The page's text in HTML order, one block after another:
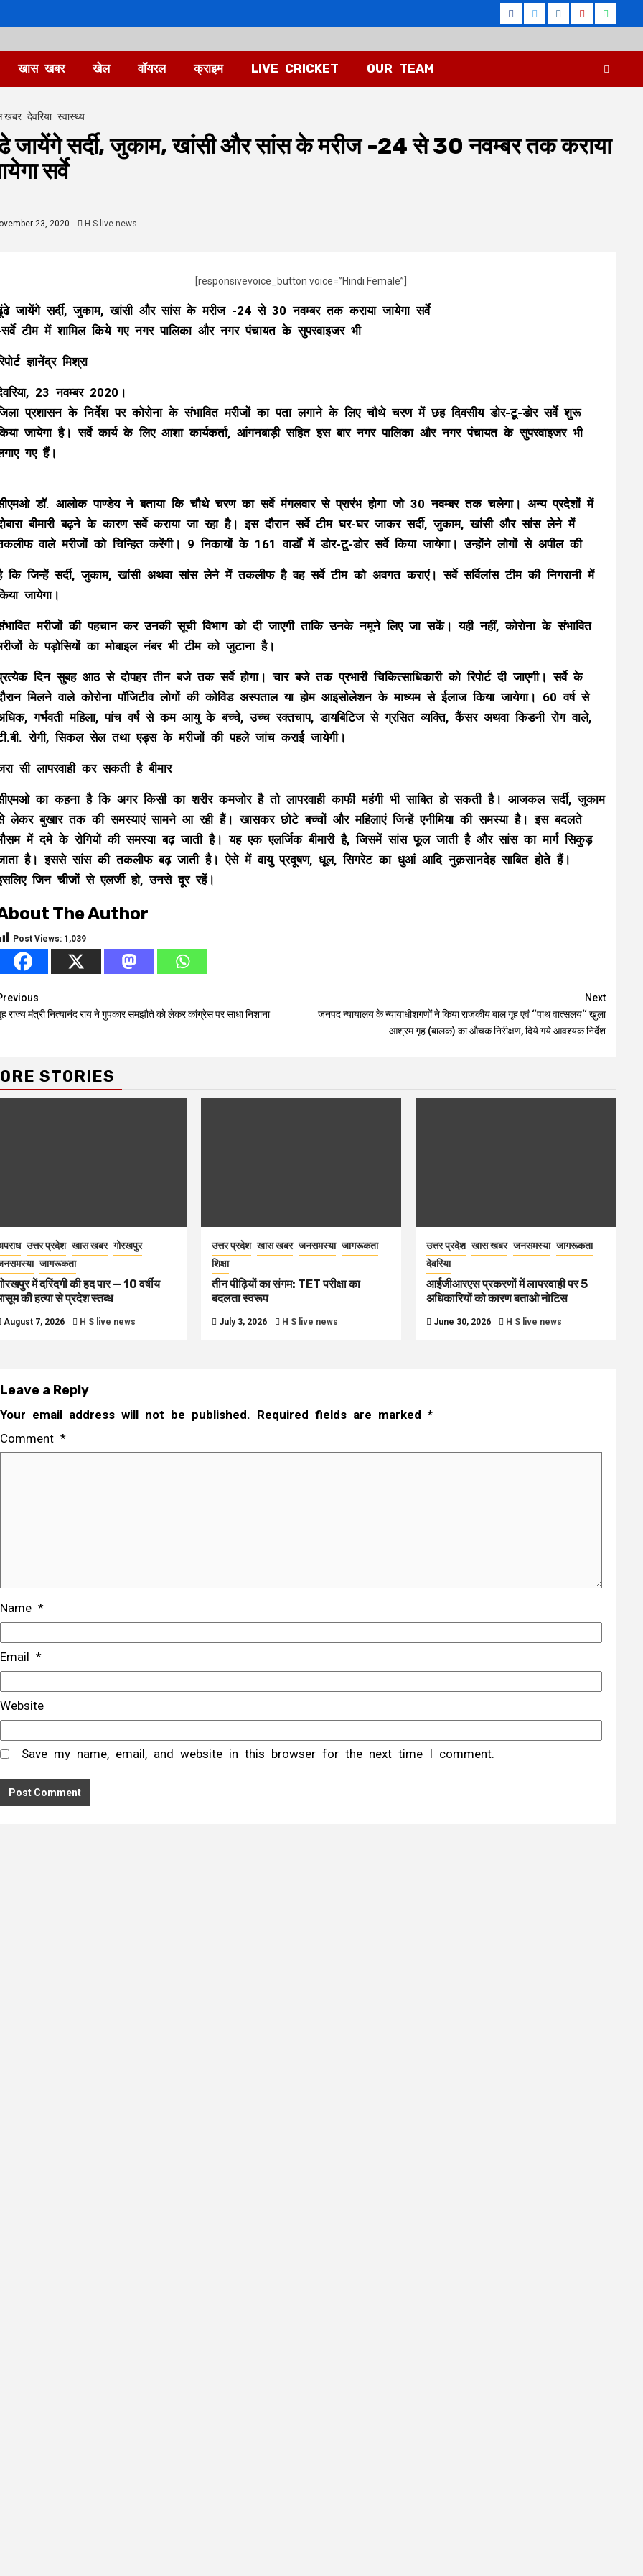
Facebook
TwitterInstagram
Youtube
खास खबर खेल वॉयरल क्राइम LIVE CRICKET OUR TEAM
खबर देवरिया स्वास्थ्य
जायेंगे सर्दी, जुकाम, खांसी और सांस के मरीज -24 से 30 नवम्बर तक कराया
सर्वे
23, 2020 H S live news
[responsivevoice_button voice=”Hindi Female”]
जायेंगे सर्दी, जुकाम, खांसी और सांस के मरीज -24 से 30 नवम्बर तक कराया जायेगा सर्वे
टीम में शामिल किये गए नगर पालिका और नगर पंचायत के सुपरवाइजर भी
ज्ञानेंद्र मिश्रा
23 नवम्बर 2020।
प्रशासन के निर्देश पर कोरोना के संभावित मरीजों का पता लगाने के लिए चौथे चरण में छह दिवसीय डोर-टू-डोर सर्वे शुरू
जायेगा है। सर्वे कार्य के लिए आशा कार्यकर्ता, आंगनबाड़ी सहित इस बार नगर पालिका और नगर पंचायत के सुपरवाइजर भी
गए हैं।
डॉ. आलोक पाण्डेय ने बताया कि चौथे चरण का सर्वे मंगलवार से प्रारंभ होगा जो 30 नवम्बर तक चलेगा। अन्य प्रदेशों में
बीमारी बढ़ने के कारण सर्वे कराया जा रहा है। इस दौरान सर्वे टीम घर-घर जाकर सर्दी, जुकाम, खांसी और सांस लेने में
वाले मरीजों को चिन्हित करेंगी। 9 निकायों के 161 वार्डों में डोर-टू-डोर सर्वे किया जायेगा। उन्होंने लोगों से अपील की
कि जिन्हें सर्दी, जुकाम, खांसी अथवा सांस लेने में तकलीफ है वह सर्वे टीम को अवगत कराएं। सर्वे सर्विलांस टीम की निगरानी में
जायेगा।
मरीजों की पहचान कर उनकी सूची विभाग को दी जाएगी ताकि उनके नमूने लिए जा सकें। यही नहीं, कोरोना के संभावित
के पड़ोसियों का मोबाइल नंबर भी टीम को जुटाना है।
दिन सुबह आठ से दोपहर तीन बजे तक सर्वे होगा। चार बजे तक प्रभारी चिकित्साधिकारी को रिपोर्ट दी जाएगी। सर्वे के
मिलने वाले कोरोना पॉजिटीव लोगों की कोविड अस्पताल या होम आइसोलेशन के माध्यम से ईलाज किया जायेगा। 60 वर्ष से
गर्भवती महिला, पांच वर्ष से कम आयु के बच्चे, उच्च रक्तचाप, डायबिटिज से ग्रसित व्यक्ति, कैंसर अथवा किडनी रोग वाले,
रोगी, सिकल सेल तथा एड्स के मरीजों की पहले जांच कराई जायेगी।
सी लापरवाही कर सकती है बीमार
का कहना है कि अगर किसी का शरीर कमजोर है तो लापरवाही काफी महंगी भी साबित हो सकती है। आजकल सर्दी, जुकाम
लेकर बुखार तक की समस्याएं सामने आ रही हैं। खासकर छोटे बच्चों और महिलाएं जिन्हें एनीमिया की समस्या है। इस बदलते
में दमे के रोगियों की समस्या बढ़ जाती है। यह एक एलर्जिक बीमारी है, जिसमें सांस फूल जाती है और सांस का मार्ग सिकुड़
है। इससे सांस की तकलीफ बढ़ जाती है। ऐसे में वायु प्रदूषण, धूल, सिगरेट का धुआं आदि नुक़सानदेह साबित होते हैं।
जिन चीजों से एलर्जी हो, उनसे दूर रहें।
The Author
Post Views: 1,039
राज्य मंत्री नित्यानंद राय ने गुपकार समझौते को लेकर कांग्रेस पर साधा निशाना
Next
जनपद न्यायालय के न्यायाधीशगणों ने किया राजकीय बाल गृह एवं ‘‘पाथ वात्सलय‘‘ खुला
आश्रम गृह (बालक) का औचक निरीक्षण, दिये गये आवश्यक निर्देश
STORIES
उत्तर प्रदेश खास खबर गोरखपुर
जागरूकता
में दरिंदगी की हद पार — 10 वर्षीय
की हत्या से प्रदेश स्तब्ध
August 7, 2026 H S live news
उत्तर प्रदेश खास खबर जनसमस्या जागरूकता
शिक्षा
तीन पीढ़ियों का संगम: TET परीक्षा का
बदलता स्वरूप
July 3, 2026 H S live news
उत्तर प्रदेश खास खबर जनसमस्या जागरूकता
देवरिया
आईजीआरएस प्रकरणों में लापरवाही पर 5
अधिकारियों को कारण बताओ नोटिस
June 30, 2026 H S live news
Leave a Reply
Your email address will not be published. Required fields are marked *
Comment *
Name *
Email *
Website
Save my name, email, and website in this browser for the next time I comment.